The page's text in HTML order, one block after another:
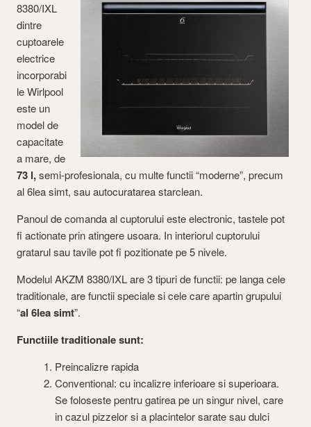
8380/IXL
dintre
cuptoarele
electrice
incorporabi
le Wirlpool
este un
model de
capacitate
a mare, de
73 l,semi-profesionala, cu multe functii “moderne”, precum
al 6lea simt, sau autocuratarea starclean.
Panoul de comanda al cuptorului este electronic, tastele pot
fi actionate prin atingere usoara. In interiorul cuptorului
gratarul sau tavile pot fi pozitionate pe 5 nivele.
Modelul AKZM 8380/IXL are 3 tipuri de functii: pe langa cele
traditionale, are functii speciale si cele care apartin grupului
“al 6lea simt”.
Functiile traditionale sunt:
Preincalizre rapida
Conventional: cu incalizre inferioare si superioara.
Se foloseste pentru gatirea pe un singur nivel, care
in cazul pizzelor si a placintelor sarate sau dulci